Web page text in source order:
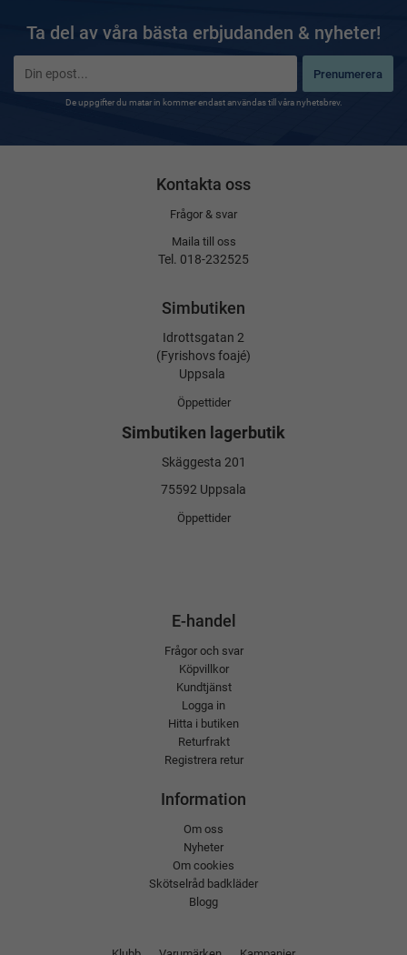
Ta del av våra bästa erbjudanden & nyheter!
Prenumerera
De uppgifter du matar in kommer endast användas till våra nyhetsbrev.
Kontakta oss
Frågor & svar
Maila till oss
Tel. 018-232525
Simbutiken
Idrottsgatan 2
(Fyrishovs foajé)
Uppsala
Öppettider
Simbutiken lagerbutik
Skäggesta 201
75592 Uppsala
Öppettider
E-handel
Frågor och svar
Köpvillkor
Kundtjänst
Logga in
Hitta i butiken
Returfrakt
Registrera retur
Information
Om oss
Nyheter
Om cookies
Skötselråd badkläder
Blogg